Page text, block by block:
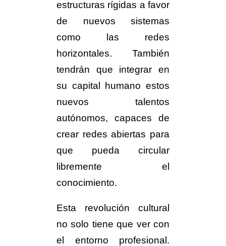
estructuras rígidas a favor
de nuevos sistemas
como las redes
horizontales. También
tendrán que integrar en
su capital humano estos
nuevos talentos
autónomos, capaces de
crear redes abiertas para
que pueda circular
libremente el
conocimiento.
Esta revolución cultural
no solo tiene que ver con
el entorno profesional.